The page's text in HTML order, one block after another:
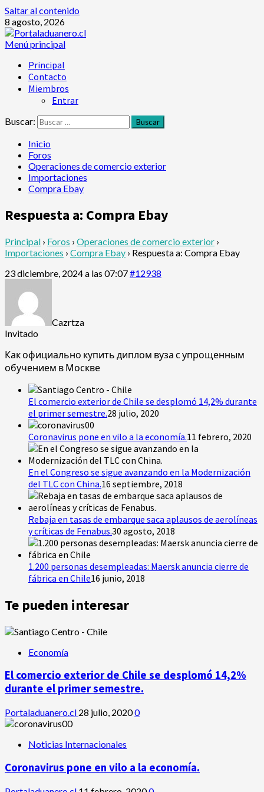
Saltar al contenido
8 agosto, 2026
Menú principal
Principal
Contacto
Miembros
Entrar
Buscar:
Inicio
Foros
Operaciones de comercio exterior
Importaciones
Compra Ebay
Respuesta a: Compra Ebay
Principal › Foros › Operaciones de comercio exterior ›
Importaciones › Compra Ebay › Respuesta a: Compra Ebay
23 diciembre, 2024 a las 07:07#12938
Cazrtza
Invitado
Как официально купить диплом вуза с упрощенным
обучением в Москве
El comercio exterior de Chile se desplomó 14,2% durante
el primer semestre.28 julio, 2020
Coronavirus pone en vilo a la economía.11 febrero, 2020
En el Congreso se sigue avanzando en la Modernización
del TLC con China.16 septiembre, 2018
Rebaja en tasas de embarque saca aplausos de aerolíneas
y críticas de Fenabus.30 agosto, 2018
1.200 personas desempleadas: Maersk anuncia cierre de
fábrica en Chile16 junio, 2018
Te pueden interesar
Economía
El comercio exterior de Chile se desplomó 14,2%
durante el primer semestre.
Portaladuanero.cl 28 julio, 20200
Noticias Internacionales
Coronavirus pone en vilo a la economía.